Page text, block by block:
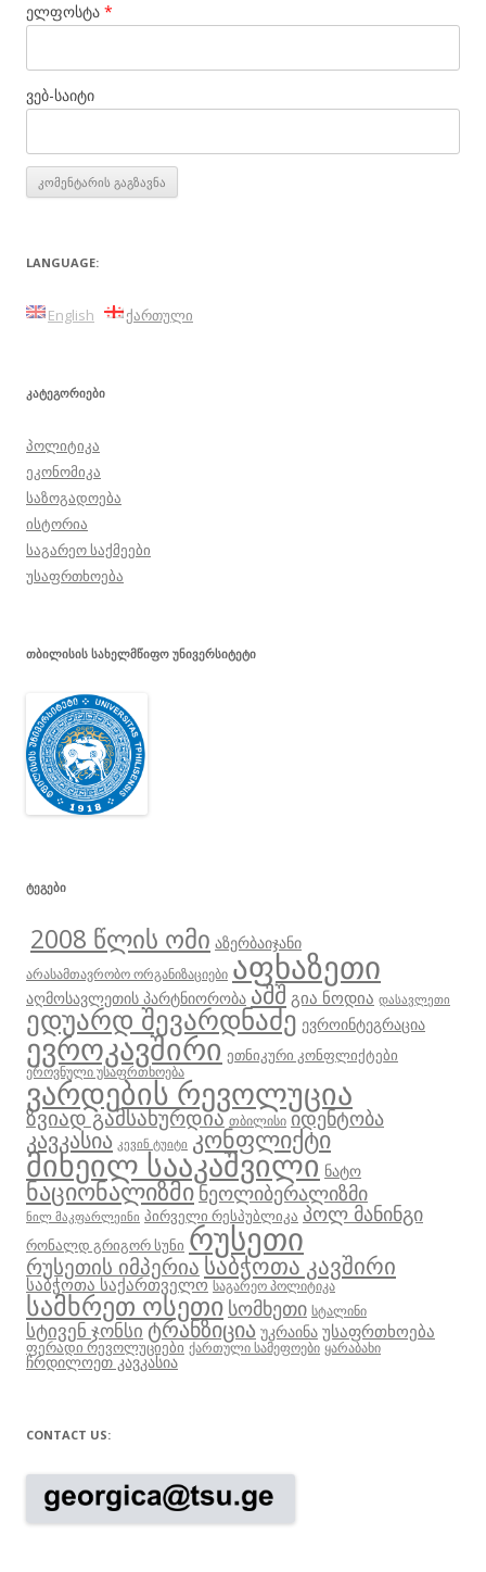
ელფოსტა *
ვებ-საიტი
LANGUAGE:
English ქართული
ᲙᲐᲢᲔᲒᲝᲠᲘᲔᲑᲘ
პოლიტიკა
ეკონომიკა
საზოგადოება
ისტორია
საგარეო საქმეები
უსაფრთხოება
ᲗᲑᲘᲚᲘᲡᲘᲡ ᲡᲐᲮᲔᲚᲛᲬᲘᲤᲝ ᲣᲜᲘᲕᲔᲠᲡᲘᲢᲔᲢᲘ
ᲢᲔᲒᲔᲑᲘ
2008 წლის ომი აზერბაიჯანი
არასამთავრობო ორგანიზაციები აფხაზეთი
აღმოსავლეთის პარტნიორობა აშშ გია ნოდია დასავლეთი
ედუარდ შევარდნაძე ევროინტეგრაცია
ევროკავშირი ეთნიკური კონფლიქტები
ეროვნული უსაფრთხოება
ვარდების რევოლუცია
ზვიად გამსახურდია თბილისი იდენტობა
კავკასია კევინ ტუიტი კონფლიქტი
მიხეილ სააკაშვილი ნატო
ნაციონალიზმინეოლიბერალიზმი
ნილ მაკფარლეინი პირველი რესპუბლიკა პოლ მანინგი
რონალდ გრიგორ სუნი რუსეთი
რუსეთის იმპერია საბჭოთა კავშირი
საბჭოთა საქართველო საგარეო პოლიტიკა
სამხრეთ ოსეთი სომხეთი სტალინი
სტივენ ჯონსი ტრანზიცია უკრაინა უსაფრთხოება
ფერადი რევოლუციები ქართული სამეფოები ყარაბახი
ჩრდილოეთ კავკასია
CONTACT US: